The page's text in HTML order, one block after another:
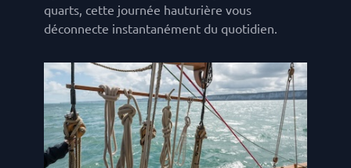
quarts, cette journée hauturière vous
déconnecte instantanément du quotidien.